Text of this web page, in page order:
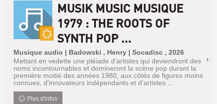
MUSIK MUSIC MUSIQUE
1979 : THE ROOTS OF
SYNTH POP ...
Musique audio | Badowski , Henry | Socadisc , 2026
Mettant en vedette une pléiade d'artistes qui deviendront des
noms incontournables et domineront la scène pop durant la
première moitié des années 1980, aux côtés de figures moins
connues, d'innovateurs indépendants et d'artistes ...
Plus d'infos